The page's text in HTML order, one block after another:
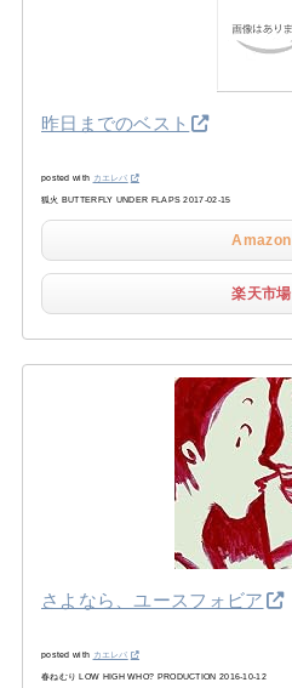
昨日までのベスト
posted with カエレバ
狐火 BUTTERFLY UNDER FLAPS 2017-02-15
Amazon
楽天市場
さよなら、ユースフォビア
posted with カエレバ
春ねむり LOW HIGH WHO? PRODUCTION 2016-10-12